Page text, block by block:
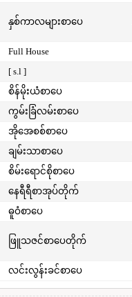
နှစ်ကာလများစာပေ
Full House
[ s.l ]
စိန်မိုးယံစာပေ
ကွမ်းခြံလမ်းစာပေ
အိုအေစစ်စာပေ
ချမ်းသာစာပေ
စိမ်းရောင်စိုစာပေ
နေရီရီစာအုပ်တိုက်
ဓူဝံစာပေ
ဖြူသဇင်စာပေတိုက်
လင်းလွန်းခင်စာပေ